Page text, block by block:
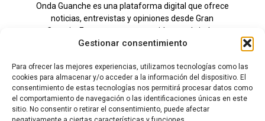
Gestionar consentimiento
Para ofrecer las mejores experiencias, utilizamos tecnologías como las
cookies para almacenar y/o acceder a la información del dispositivo. El
consentimiento de estas tecnologías nos permitirá procesar datos como
el comportamiento de navegación o las identificaciones únicas en este
sitio. No consentir o retirar el consentimiento, puede afectar
Onda Guanche es una plataforma digital que ofrece
noticias, entrevistas y opiniones desde Gran
Canaria. Estamos comprometidos con brindar
información veraz y un periodismo independiente a
Todos los derechos reservados.